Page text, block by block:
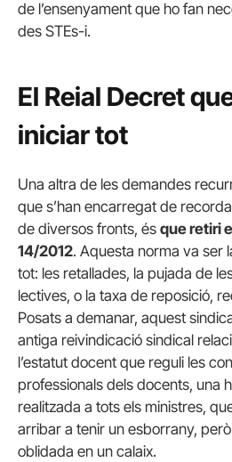
de l’ensenyament que ho fan
des STEs-i.
El Reial Decret
iniciar tot
Una altra de les demandes
que s’han encarregat de
de diversos fronts, és que retiri
14/2012. Aquesta norma va ser
tot: les retallades, la pujada de
lectives, o la taxa de reposició,
Posats a demanar, aquest
antiga reivindicació sindical
l’estatut docent que reguli les
professionals dels docents, una
realitzada a tots els ministres,
arribar a tenir un esborrany,
oblidada en un calaix.